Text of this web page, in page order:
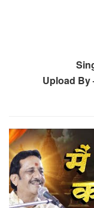
Upload By